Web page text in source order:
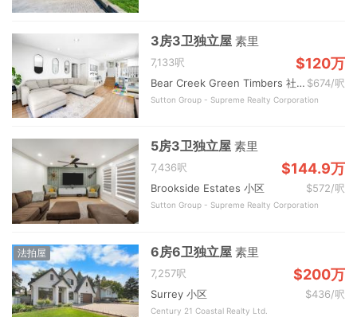
3房3卫独立屋素里
7,133呎 $120万
Bear Creek Green Timbers 社区 $674/呎
Sutton Group - Supreme Realty Corporation
5房3卫独立屋素里
7,436呎 $144.9万
Brookside Estates 小区 $572/呎
Sutton Group - Supreme Realty Corporation
法拍屋 6房6卫独立屋素里
7,257呎 $200万
Surrey 小区 $436/呎
Century 21 Coastal Realty Ltd.